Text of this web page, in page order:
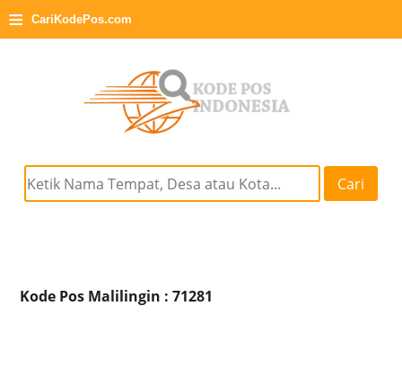
≡ CariKodePos.com
Cari
Kode Pos Malilingin : 71281